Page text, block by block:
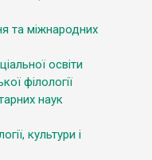
та міжнародних
освіти
філології
наук
культури і